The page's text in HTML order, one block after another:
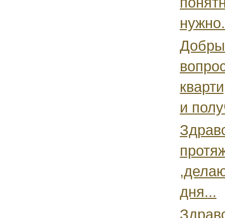
и
дня...